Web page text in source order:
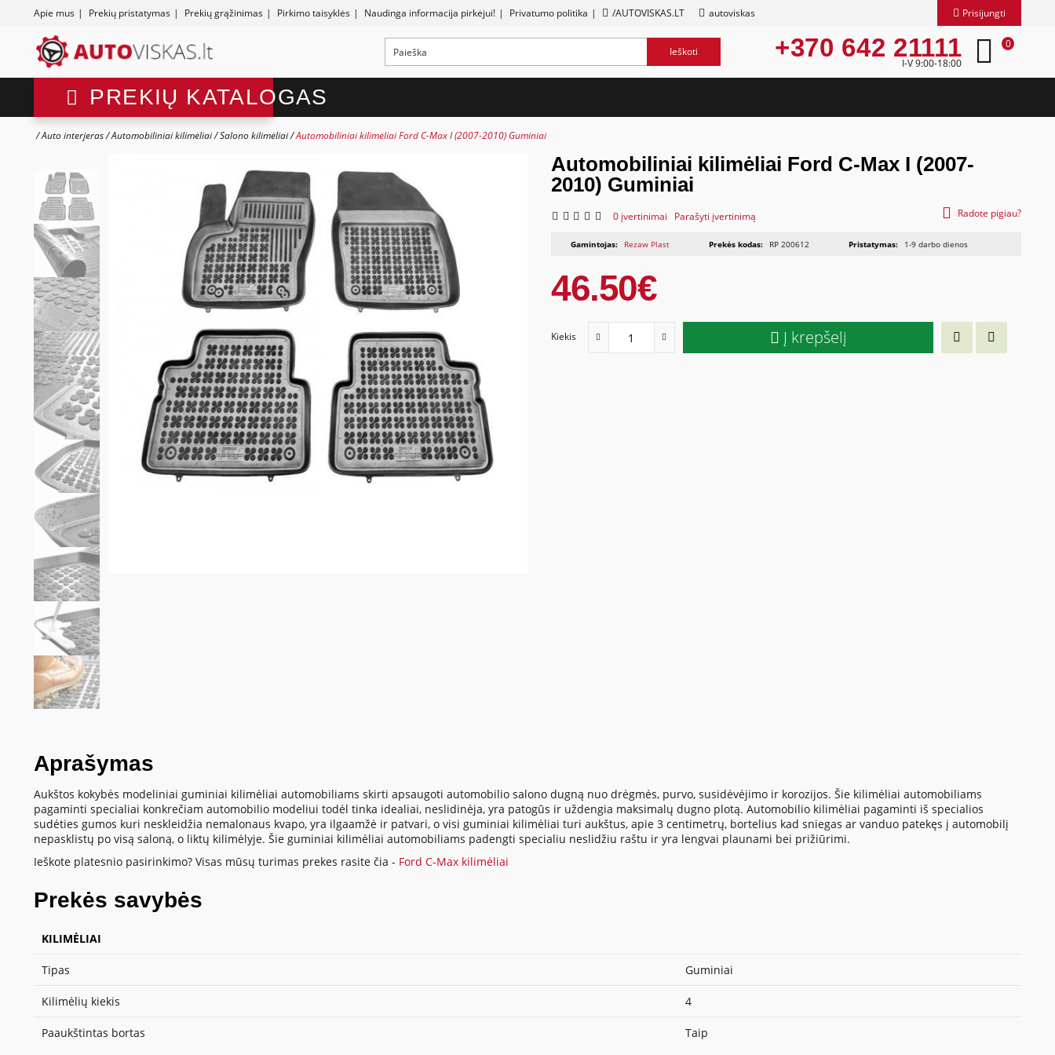
Apie mus | Prekių pristatymas | Prekių grąžinimas | Pirkimo taisyklės | Naudinga informacija pirkėjui! | Privatumo politika | /AUTOVISKAS.LT autoviskas Prisijungti
Ieškoti +370 642 21111
I-V 9:00-18:00
0
PREKIŲ KATALOGAS
Auto interjeras Automobiliniai kilimėliai Salono kilimėliai Automobiliniai kilimėliai Ford C-Max I (2007-2010) Guminiai
Automobiliniai kilimėliai Ford C-Max I (2007-
2010) Guminiai
0 įvertinimai Parašyti įvertinimą Radote pigiau?
Gamintojas: Rezaw Plast Prekės kodas: RP 200612 Pristatymas: 1-9 darbo dienos
46.50€
Kiekis Į krepšelį
Aprašymas
Aukštos kokybės modeliniai guminiai kilimėliai automobiliams skirti apsaugoti automobilio salono dugną nuo drėgmės, purvo, susidėvėjimo ir korozijos. Šie kilimėliai automobiliams
pagaminti specialiai konkrečiam automobilio modeliui todėl tinka idealiai, neslidinėja, yra patogūs ir uždengia maksimalų dugno plotą. Automobilio kilimėliai pagaminti iš specialios
sudėties gumos kuri neskleidžia nemalonaus kvapo, yra ilgaamžė ir patvari, o visi guminiai kilimėliai turi aukštus, apie 3 centimetrų, bortelius kad sniegas ar vanduo patekęs į automobilį
nepasklistų po visą saloną, o liktų kilimėlyje. Šie guminiai kilimėliai automobiliams padengti specialiu neslidžiu raštu ir yra lengvai plaunami bei prižiūrimi.
Ieškote platesnio pasirinkimo? Visas mūsų turimas prekes rasite čia - Ford C-Max kilimėliai
Prekės savybės
KILIMĖLIAI
Tipas Guminiai
Kilimėlių kiekis 4
Paaukštintas bortas Taip